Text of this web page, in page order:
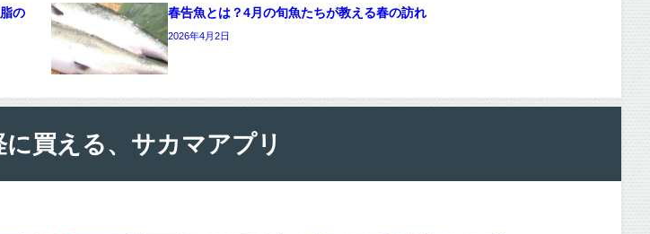
の
春告魚とは？4月の旬魚たちが教える春の訪れ
2026年4月2日
買える、サカマアプリ